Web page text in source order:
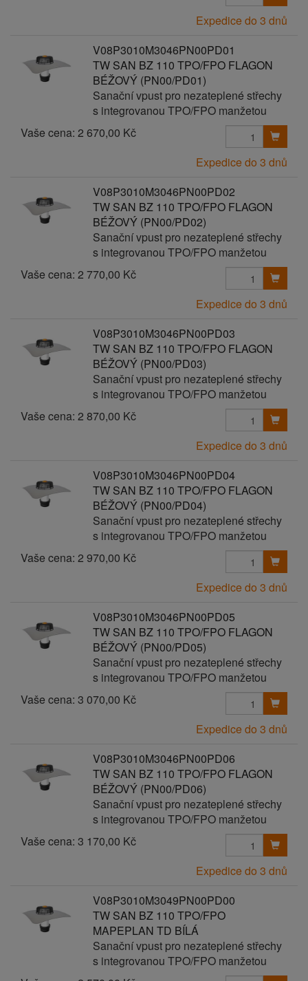
Expedice do 3 dnů
V08P3010M3046PN00PD01
TW SAN BZ 110 TPO/FPO FLAGON
BÉŽOVÝ (PN00/PD01)
Sanační vpust pro nezateplené střechy
s integrovanou TPO/FPO manžetou
Vaše cena: 2 670,00 Kč
Expedice do 3 dnů
V08P3010M3046PN00PD02
TW SAN BZ 110 TPO/FPO FLAGON
BÉŽOVÝ (PN00/PD02)
Sanační vpust pro nezateplené střechy
s integrovanou TPO/FPO manžetou
Vaše cena: 2 770,00 Kč
Expedice do 3 dnů
V08P3010M3046PN00PD03
TW SAN BZ 110 TPO/FPO FLAGON
BÉŽOVÝ (PN00/PD03)
Sanační vpust pro nezateplené střechy
s integrovanou TPO/FPO manžetou
Vaše cena: 2 870,00 Kč
Expedice do 3 dnů
V08P3010M3046PN00PD04
TW SAN BZ 110 TPO/FPO FLAGON
BÉŽOVÝ (PN00/PD04)
Sanační vpust pro nezateplené střechy
s integrovanou TPO/FPO manžetou
Vaše cena: 2 970,00 Kč
Expedice do 3 dnů
V08P3010M3046PN00PD05
TW SAN BZ 110 TPO/FPO FLAGON
BÉŽOVÝ (PN00/PD05)
Sanační vpust pro nezateplené střechy
s integrovanou TPO/FPO manžetou
Vaše cena: 3 070,00 Kč
Expedice do 3 dnů
V08P3010M3046PN00PD06
TW SAN BZ 110 TPO/FPO FLAGON
BÉŽOVÝ (PN00/PD06)
Sanační vpust pro nezateplené střechy
s integrovanou TPO/FPO manžetou
Vaše cena: 3 170,00 Kč
Expedice do 3 dnů
V08P3010M3049PN00PD00
TW SAN BZ 110 TPO/FPO
MAPEPLAN TD BÍLÁ
Sanační vpust pro nezateplené střechy
s integrovanou TPO/FPO manžetou